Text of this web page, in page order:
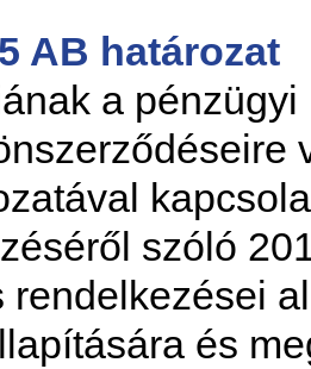
AB határozat
a
szóló
rendelkezései
és